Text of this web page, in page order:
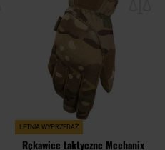
LETNIA WYPRZEDAŻ
Rękawice taktyczne Mechanix